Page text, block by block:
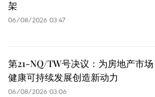
架
06/08/2026 03:47
第21-NQ/TW号决议：为房地产市场
健康可持续发展创造新动力
06/08/2026 03:06